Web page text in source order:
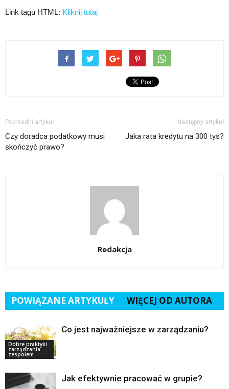
Link tagu HTML: Kliknij tutaj
Poprzedni artykuł
Czy doradca podatkowy musi
skończyć prawo?
Następny artykuł
Jaka rata kredytu na 300 tys?
Redakcja
POWIĄZANE ARTYKUŁY WIĘCEJ OD AUTORA
Dobre praktyki
zarządzania
zespołem
Co jest najważniejsze w zarządzaniu?
Jak efektywnie pracować w grupie?